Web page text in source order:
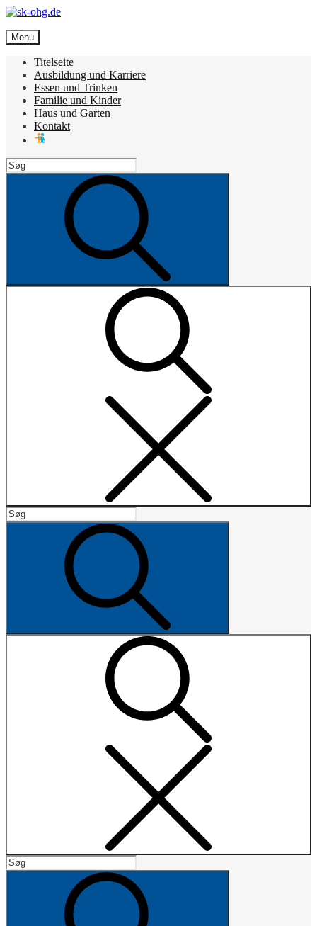
Skip
content
sk-ohg.de
Die besten Neuigkeiten
Menu
Titelseite
Ausbildung und Karriere
Essen und Trinken
Familie und Kinder
Haus und Garten
Kontakt
Search
for:
Search
for:
Search
for: